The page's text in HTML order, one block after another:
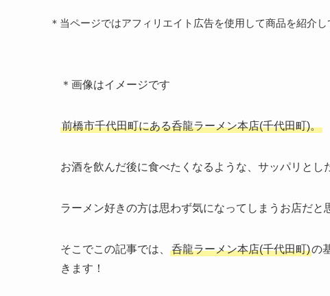
＊当ページではアフィリエイト広告を使用して商品を紹介し
＊画像はイメージです
前橋市千代田町にある呑龍ラーメン本店(千代田町)。
お酒を飲んだ後に食べたくなるような、サッパリとし
ラーメン好きの方は思わず気になってしまうお店だと
そこでこの記事では、 呑龍ラーメン本店(千代田町)の
きます！